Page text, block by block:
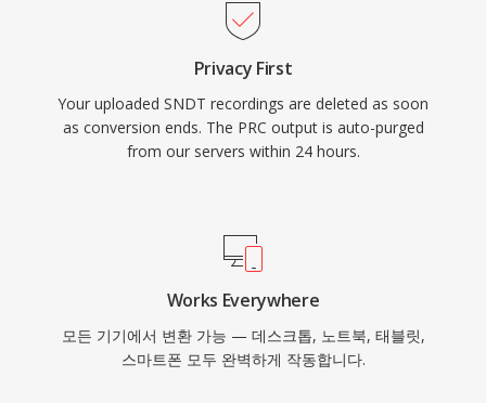
Privacy First
Your uploaded SNDT recordings are deleted as soon
as conversion ends. The PRC output is auto-purged
from our servers within 24 hours.
Works Everywhere
모든 기기에서 변환 가능 — 데스크톱, 노트북, 태블릿,
스마트폰 모두 완벽하게 작동합니다.